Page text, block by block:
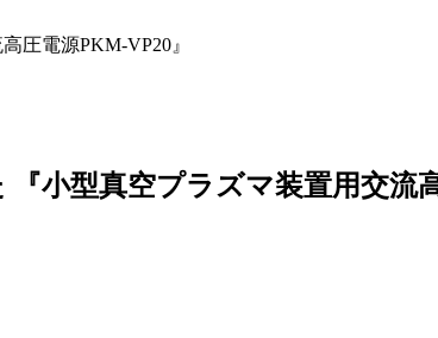
圧電源PKM-VP20』
『小型真空プラズマ装置用交流